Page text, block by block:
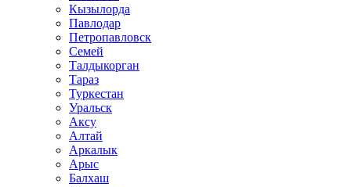
Кызылорда
Павлодар
Петропавловск
Семей
Талдыкорган
Тараз
Туркестан
Уральск
Аксу
Алтай
Аркалык
Арыс
Балхаш